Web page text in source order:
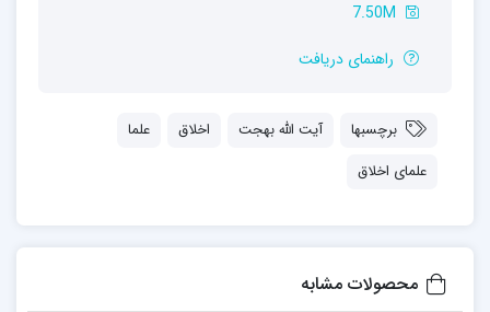
7.50M
راهنمای دریافت
برچسبها آیت الله بهجت اخلاق
علما
علمای اخلاق
محصولات مشابه